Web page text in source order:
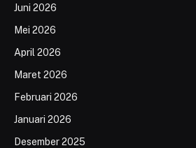
Juni 2026
Mei 2026
April 2026
Maret 2026
Februari 2026
Januari 2026
Desember 2025